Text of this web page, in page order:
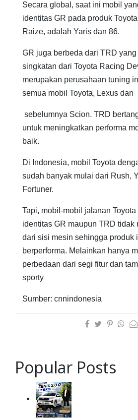
Secara global, saat ini mobil
identitas GR pada produk
Raize, adalah Yaris dan 86.
GR juga berbeda dari TRD
singkatan dari Toyota Racing
merupakan perusahaan tuning
semua mobil Toyota, Lexus dan
sebelumnya Scion. TRD
untuk meningkatkan performa
baik.
Di Indonesia, mobil Toyota
sudah banyak mulai dari Rush,
Fortuner.
Tapi, mobil-mobil jalanan
identitas GR maupun TRD tidak
dari sisi mesin sehingga produk
berperforma. Melainkan hanya
perbedaan dari segi fitur dan
sporty
Sumber: cnnindonesia
Popular Posts